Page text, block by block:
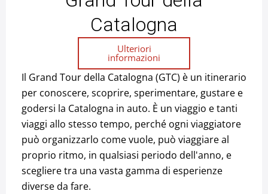
Catalogna
Ulteriori
informazioni
Il Grand Tour della Catalogna (GTC) è un itinerario
per conoscere, scoprire, sperimentare, gustare e
godersi la Catalogna in auto. È un viaggio e tanti
viaggi allo stesso tempo, perché ogni viaggiatore
può organizzarlo come vuole, può viaggiare al
proprio ritmo, in qualsiasi periodo dell'anno, e
scegliere tra una vasta gamma di esperienze
diverse da fare.